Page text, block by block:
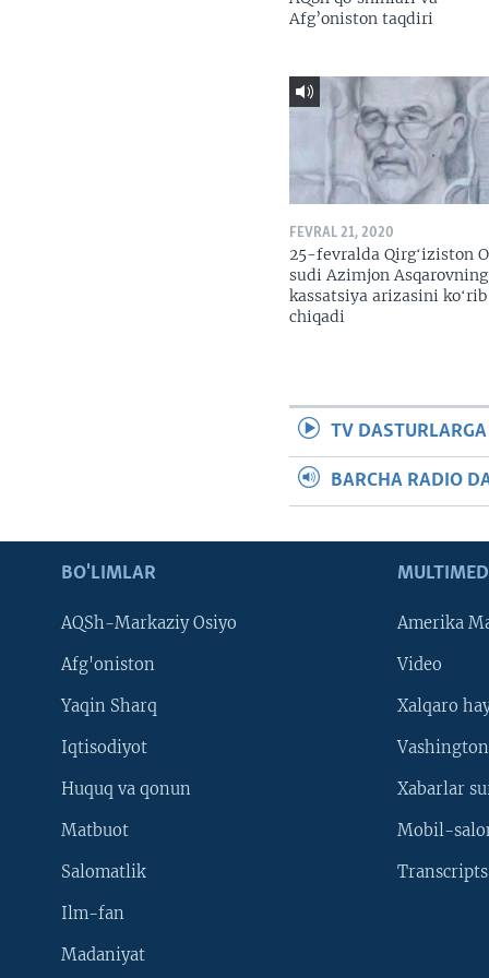
Afg’oniston taqdiri
FEVRAL 21, 2020
25-fevralda Qirgʻiziston
sudi Azimjon Asqarovning
kassatsiya arizasini koʻrib
chiqadi
TV
BARCHA RADIO
BO'LIMLAR
AQSh-Markaziy Osiyo
Afg'oniston
Yaqin Sharq
Iqtisodiyot
Huquq va qonun
Matbuot
Salomatlik
Ilm-fan
Madaniyat
Amerika
Video
Xalqaro
Xabarlar
Mobil-
Transcripts